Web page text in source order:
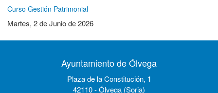
Curso Gestión Patrimonial
Martes, 2 de Junio de 2026
Ayuntamiento de Ólvega
Plaza de la Constitución, 1
42110 - Ólvega (Soria)